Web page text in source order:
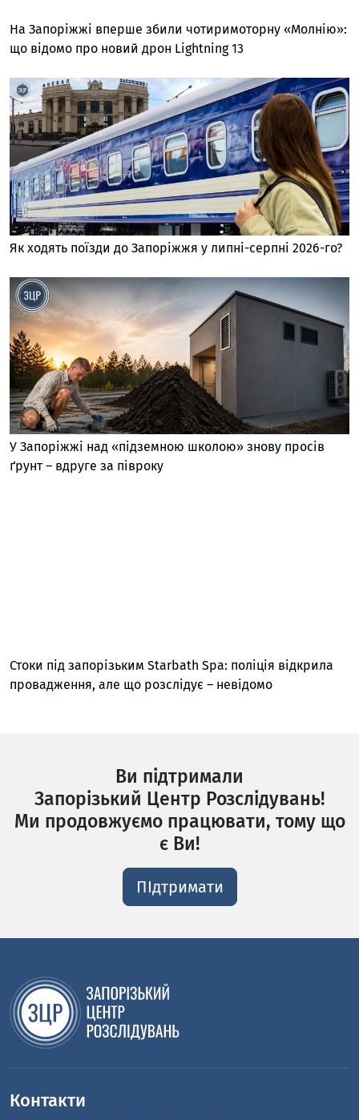
На Запоріжжі вперше збили чотиримоторну «Молнію»:
що відомо про новий дрон Lightning 13
Як ходять поїзди до Запоріжжя у липні-серпні 2026-го?
У Запоріжжі над «підземною школою» знову просів
ґрунт – вдруге за півроку
Стоки під запорізьким Starbath Spa: поліція відкрила
провадження, але що розслідує – невідомо
Ви підтримали
Запорізький Центр Розслідувань!
Ми продовжуємо працювати, тому що
є Ви!
ПІдтримати
Контакти